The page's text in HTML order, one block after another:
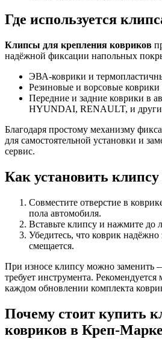
Где используется
Клипсы для крепления ковриков
надёжной фиксации напольных
ЭВА-коврики и
Резиновые и ворсовые коврики
Передние и задние коврики в
HYUNDAI, RENAULT, и
Благодаря простому механизму
для самостоятельной установки и
сервис.
Как установить
Совместите отверстие в
пола автомобиля.
Вставьте клипсу и нажмите до
Убедитесь, что коврик
смещается.
При износе клипсу можно заменить
требует инструмента.
каждом обновлении комплекта
Почему стоит купить
ковриков в Креп-